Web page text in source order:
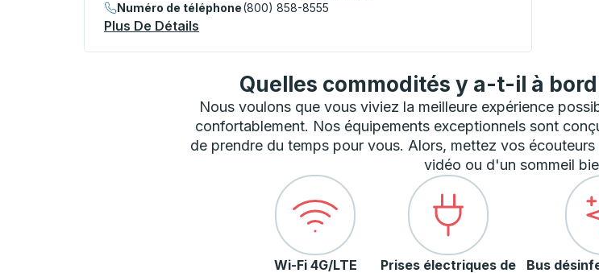
Numéro de téléphone(800) 858-8555
Plus De Détails
Quelles commodités y a-t-il à
Nous voulons que vous viviez la meilleure expérience
confortablement. Nos équipements exceptionnels sont
de prendre du temps pour vous. Alors, mettez vos
vidéo ou d'un sommeil
Wi-Fi 4G/LTE
Prises électriques de
Bus